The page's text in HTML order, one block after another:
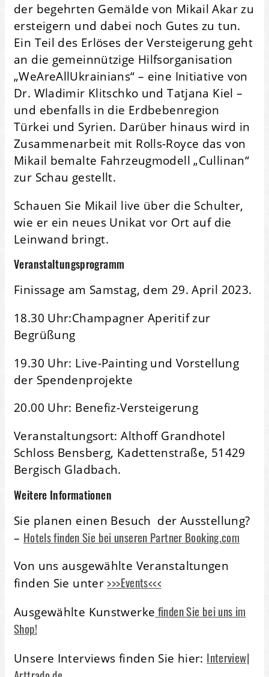
der begehrten Gemälde von Mikail Akar zu
ersteigern und dabei noch Gutes zu tun.
Ein Teil des Erlöses der Versteigerung geht
an die gemeinnützige Hilfsorganisation
„WeAreAllUkrainians“ – eine Initiative von
Dr. Wladimir Klitschko und Tatjana Kiel –
und ebenfalls in die Erdbebenregion
Türkei und Syrien. Darüber hinaus wird in
Zusammenarbeit mit Rolls-Royce das von
Mikail bemalte Fahrzeugmodell „Cullinan“
zur Schau gestellt.
Schauen Sie Mikail live über die Schulter,
wie er ein neues Unikat vor Ort auf die
Leinwand bringt.
Veranstaltungsprogramm
Finissage am Samstag, dem 29. April 2023.
18.30 Uhr:Champagner Aperitif zur
Begrüßung
19.30 Uhr: Live-Painting und Vorstellung
der Spendenprojekte
20.00 Uhr: Benefiz-Versteigerung
Veranstaltungsort: Althoff Grandhotel
Schloss Bensberg, Kadettenstraße, 51429
Bergisch Gladbach.
Weitere Informationen
Sie planen einen Besuch der Ausstellung?
– Hotels finden Sie bei unseren Partner Booking.com
Von uns ausgewählte Veranstaltungen
finden Sie unter >>>Events<<<
Ausgewählte Kunstwerke finden Sie bei uns im
Shop!
Unsere Interviews finden Sie hier: Interview|